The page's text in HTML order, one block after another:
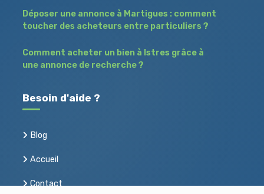
Déposer une annonce à Martigues : comment
toucher des acheteurs entre particuliers ?
Comment acheter un bien à Istres grâce à
une annonce de recherche ?
Besoin d'aide ?
Blog
Accueil
Contact